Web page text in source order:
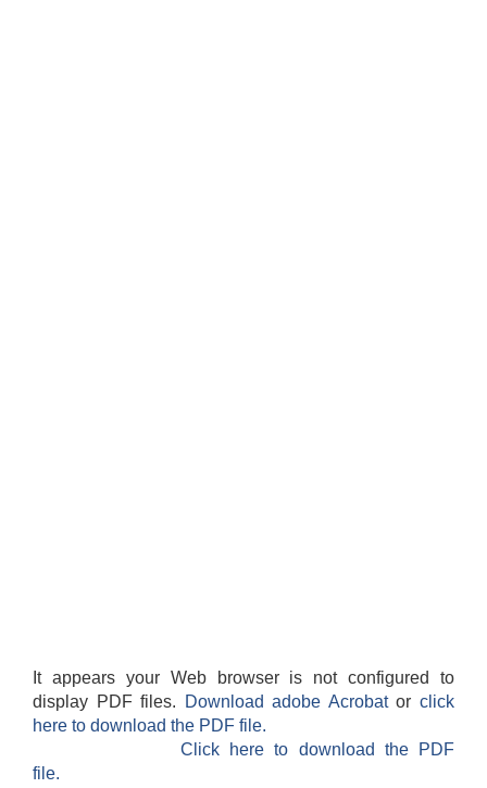
It appears your Web browser is not configured to
display PDF files.
Download adobe Acrobatorclick
here to download the PDF file.
Click here to download the PDF
file.